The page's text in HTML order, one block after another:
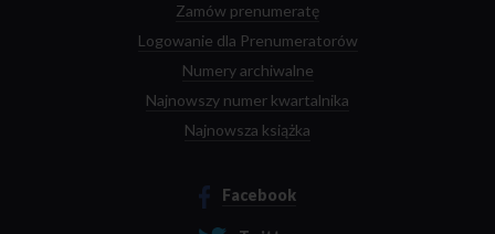
Zamów prenumeratę
Logowanie dla Prenumeratorów
Numery archiwalne
Najnowszy numer kwartalnika
Najnowsza książka
Facebook